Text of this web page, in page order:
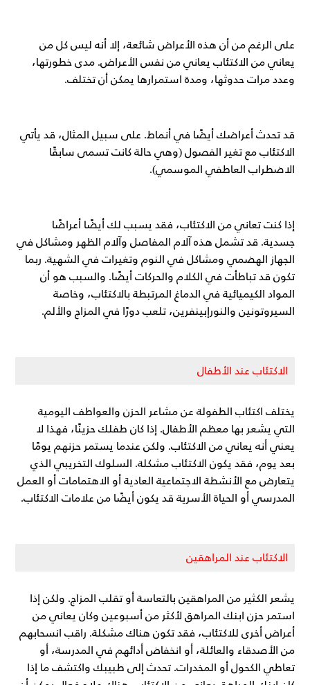
على الرغم من أن هذه الأعراض شائعة، إلا أنه ليس كل من
يعاني من الاكتئاب يعاني من نفس الأعراض. مدى خطورتها،
وعدد مرات حدوثها، ومدة استمرارها يمكن أن تختلف.
قد تحدث أعراضك أيضًا في أنماط. على سبيل المثال، قد يأتي
الاكتئاب مع تغير الفصول (وهي حالة كانت تسمى سابقًا
الاضطراب العاطفي الموسمي).
إذا كنت تعاني من الاكتئاب، فقد يسبب لك أيضًا أعراضًا
جسدية. قد تشمل هذه آلام المفاصل وآلام الظهر ومشاكل في
الجهاز الهضمي ومشاكل في النوم وتغيرات في الشهية. ربما
تكون قد تباطأت في الكلام والحركات أيضًا. والسبب هو أن
المواد الكيميائية في الدماغ المرتبطة بالاكتئاب، وخاصة
السيروتونين والنورإبينفرين، تلعب دورًا في المزاج والألم.
الاكتئاب عند الأطفال
يختلف اكتئاب الطفولة عن مشاعر الحزن والعواطف اليومية
التي يشعر بها معظم الأطفال. إذا كان طفلك حزينًا، فهذا لا
يعني أنه يعاني من الاكتئاب. ولكن عندما يستمر حزنهم يومًا
بعد يوم، فقد يكون الاكتئاب مشكلة. السلوك التخريبي الذي
يتعارض مع الأنشطة الاجتماعية العادية أو الاهتمامات أو العمل
المدرسي أو الحياة الأسرية قد يكون أيضًا من علامات الاكتئاب.
الاكتئاب عند المراهقين
يشعر الكثير من المراهقين بالتعاسة أو تقلب المزاج. ولكن إذا
استمر حزن ابنك المراهق لأكثر من أسبوعين وكان يعاني من
أعراض أخرى للاكتئاب، فقد تكون هناك مشكلة. راقب انسحابهم
من الأصدقاء والعائلة، أو انخفاض أدائهم في المدرسة، أو
تعاطي الكحول أو المخدرات. تحدث إلى طبيبك واكتشف ما إذا